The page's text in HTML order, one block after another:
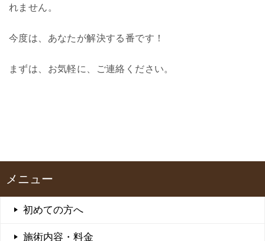
れません。
今度は、あなたが解決する番です！
まずは、お気軽に、ご連絡ください。
メニュー
初めての方へ
施術内容・料金